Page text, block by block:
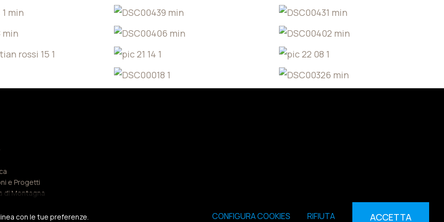
e Progetti
di Montagna
con le tue preferenze.
CONFIGURA COOKIES RIFIUTA ACCETTA